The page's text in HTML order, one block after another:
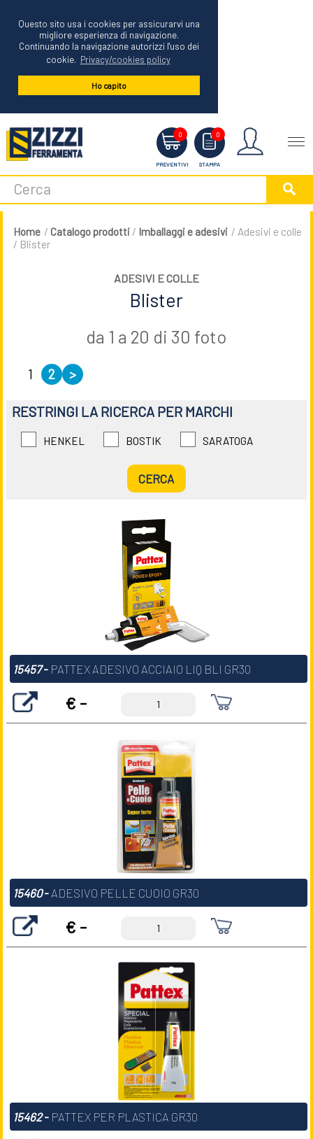
Questo sito usa i cookies per assicurarvi una
migliore esperienza di navigazione.
Continuando la navigazione autorizzi l'uso dei
cookie. Privacy/cookies policy
Ho capito
0
PREVENTIVI
0
STAMPA
Menu
Home / Catalogo prodotti/ Imballaggi e adesivi / Adesivi e colle
/ Blister
ADESIVI E COLLE
Blister
da 1 a 20 di 30 foto
1 2 >
RESTRINGI LA RICERCA PER MARCHI
HENKEL BOSTIK SARATOGA
15457- PATTEX ADESIVO ACCIAIO LIQ BLI GR30
€ -
15460- ADESIVO PELLE CUOIO GR30
€ -
15462- PATTEX PER PLASTICA GR30